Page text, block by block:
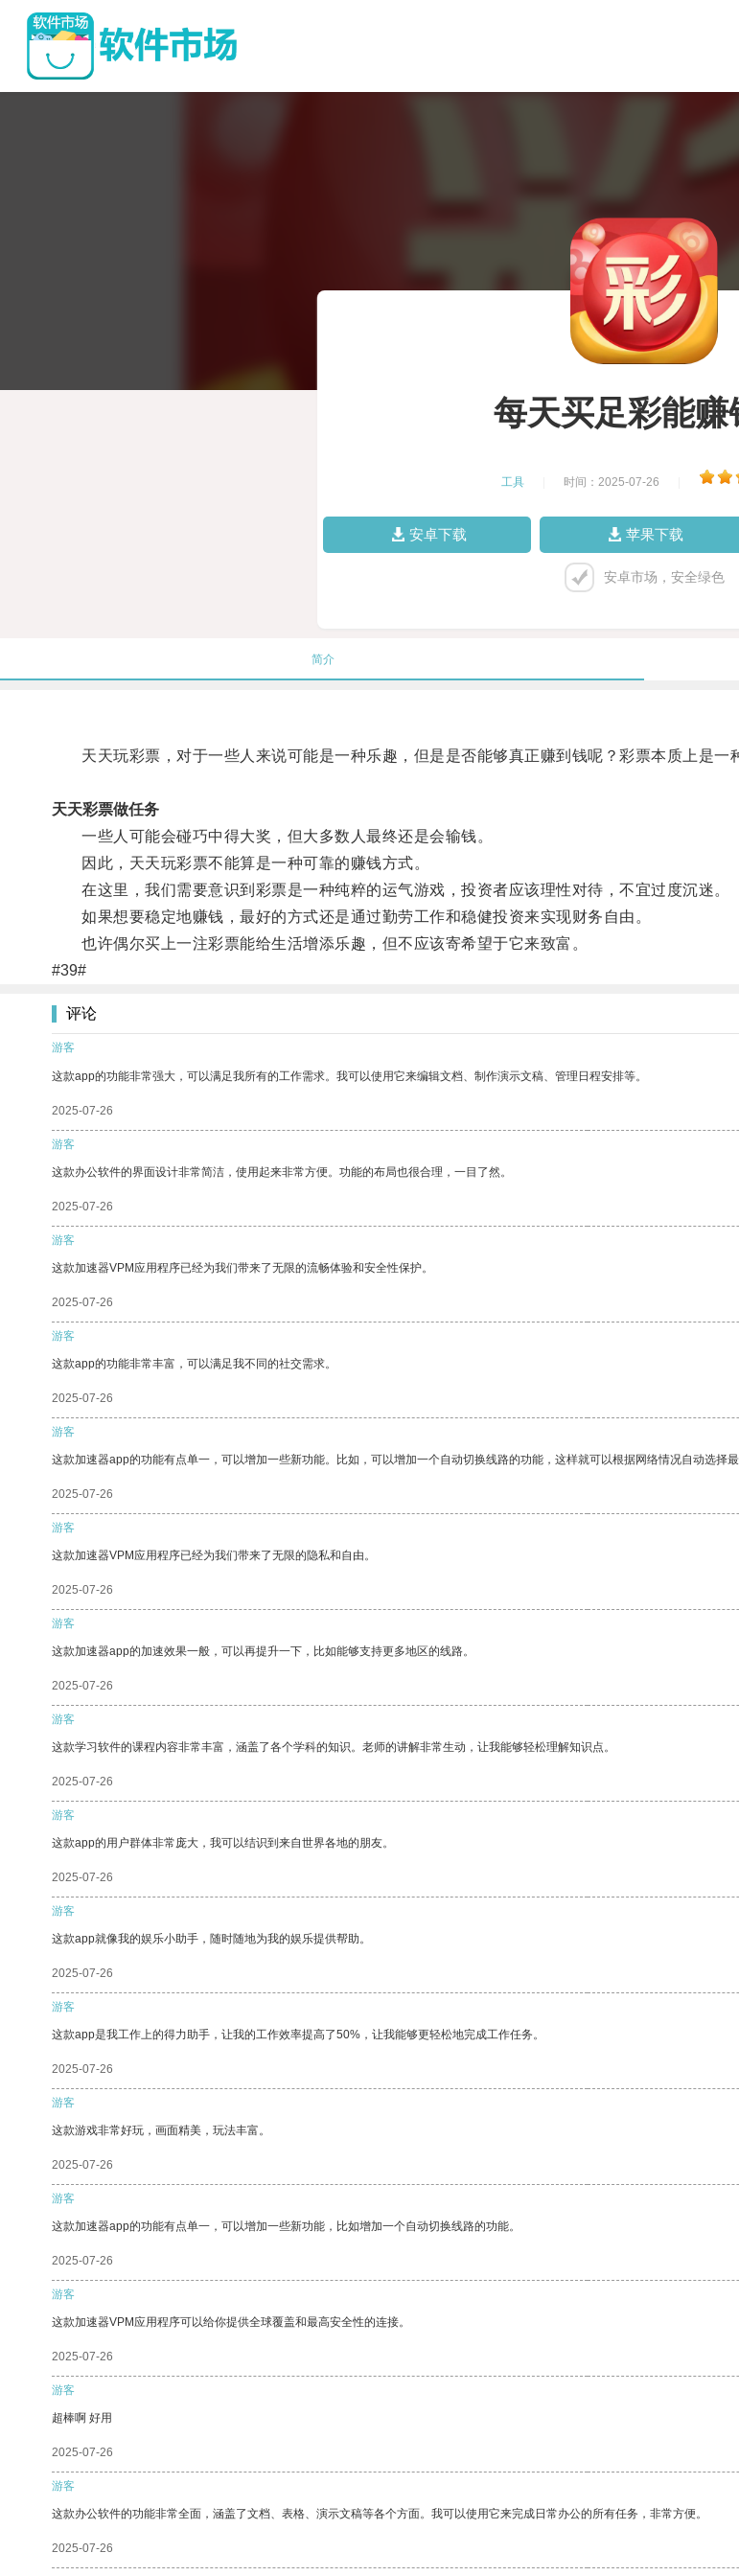
每天买足彩能赚
工具 时间：2025-07-26
安卓下载 苹果下载
安卓市场，安全绿色
简介
天天玩彩票，对于一些人来说可能是一种乐趣，但是是否能够真正赚到钱呢？彩票本质上是一
天天彩票做任务
一些人可能会碰巧中得大奖，但大多数人最终还是会输钱。
因此，天天玩彩票不能算是一种可靠的赚钱方式。
在这里，我们需要意识到彩票是一种纯粹的运气游戏，投资者应该理性对待，不宜过度沉迷。
如果想要稳定地赚钱，最好的方式还是通过勤劳工作和稳健投资来实现财务自由。
也许偶尔买上一注彩票能给生活增添乐趣，但不应该寄希望于它来致富。
#39#
评论
游客
这款app的功能非常强大，可以满足我所有的工作需求。我可以使用它来编辑文档、制作演示文稿、管理日程安排等。
2025-07-26
游客
这款办公软件的界面设计非常简洁，使用起来非常方便。功能的布局也很合理，一目了然。
2025-07-26
游客
这款加速器VPM应用程序已经为我们带来了无限的流畅体验和安全性保护。
2025-07-26
游客
这款app的功能非常丰富，可以满足我不同的社交需求。
2025-07-26
游客
这款加速器app的功能有点单一，可以增加一些新功能。比如，可以增加一个自动切换线路的功能，这样就可以根据网络情况自动选择
2025-07-26
游客
这款加速器VPM应用程序已经为我们带来了无限的隐私和自由。
2025-07-26
游客
这款加速器app的加速效果一般，可以再提升一下，比如能够支持更多地区的线路。
2025-07-26
游客
这款学习软件的课程内容非常丰富，涵盖了各个学科的知识。老师的讲解非常生动，让我能够轻松理解知识点。
2025-07-26
游客
这款app的用户群体非常庞大，我可以结识到来自世界各地的朋友。
2025-07-26
游客
这款app就像我的娱乐小助手，随时随地为我的娱乐提供帮助。
2025-07-26
游客
这款app是我工作上的得力助手，让我的工作效率提高了50%，让我能够更轻松地完成工作任务。
2025-07-26
游客
这款游戏非常好玩，画面精美，玩法丰富。
2025-07-26
游客
这款加速器app的功能有点单一，可以增加一些新功能，比如增加一个自动切换线路的功能。
2025-07-26
游客
这款加速器VPM应用程序可以给你提供全球覆盖和最高安全性的连接。
2025-07-26
游客
超棒啊 好用
2025-07-26
游客
这款办公软件的功能非常全面，涵盖了文档、表格、演示文稿等各个方面。我可以使用它来完成日常办公的所有任务，非常方便。
2025-07-26